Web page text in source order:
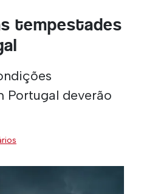
tempestades
Portugal deverão